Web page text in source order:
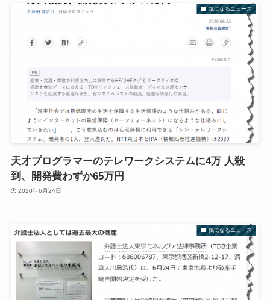
気になるニュース
天才プログラマーのテレワークシステムに4万 人殺
到、開発費わずか65万円
2020年6月24日
気になるニュース